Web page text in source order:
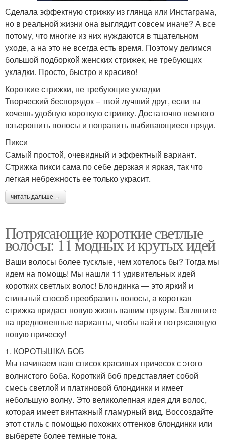
Сделала эффектную стрижку из глянца или Инстаграма,
но в реальной жизни она выглядит совсем иначе? А все
потому, что многие из них нуждаются в тщательном
уходе, а на это не всегда есть время. Поэтому делимся
большой подборкой женских стрижек, не требующих
укладки. Просто, быстро и красиво!
Короткие стрижки, не требующие укладки
Творческий беспорядок – твой лучший друг, если ты
хочешь удобную короткую стрижку. Достаточно немного
взъерошить волосы и поправить выбивающиеся пряди.
Пикси
Самый простой, очевидный и эффектный вариант.
Стрижка пикси сама по себе дерзкая и яркая, так что
легкая небрежность ее только украсит.
читать дальше →
Потрясающие короткие светлые
волосы: 11 модных и крутых идей
Ваши волосы более тусклые, чем хотелось бы? Тогда мы
идем на помощь! Мы нашли 11 удивительных идей
коротких светлых волос! Блондинка — это яркий и
стильный способ преобразить волосы, а короткая
стрижка придаст новую жизнь вашим прядям. Взгляните
на предложенные варианты, чтобы найти потрясающую
новую прическу!
1. КОРОТЫШКА БОБ
Мы начинаем наш список красивых причесок с этого
волнистого боба. Короткий боб представляет собой
смесь светлой и платиновой блондинки и имеет
небольшую волну. Это великолепная идея для волос,
которая имеет винтажный гламурный вид. Воссоздайте
этот стиль с помощью похожих оттенков блондинки или
выберете более темные тона.